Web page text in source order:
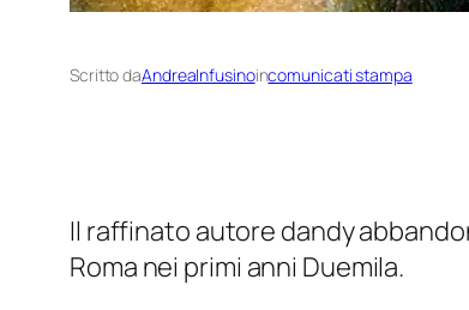
Scritto daAndreaInfusinoincomunicati stampa
Il raffinato autore dandy
Roma nei primi anni Duemila.